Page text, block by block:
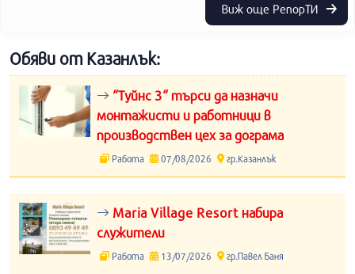
Виж още РепорТИ
Обяви от Казанлък:
“Туйнс 3“ търси да назначи
монтажисти и работници в
производствен цех за дограма
Работа 07/08/2026 гр.Казанлък
Maria Village Resort набира
служители
Работа 13/07/2026 гр.Павел Баня